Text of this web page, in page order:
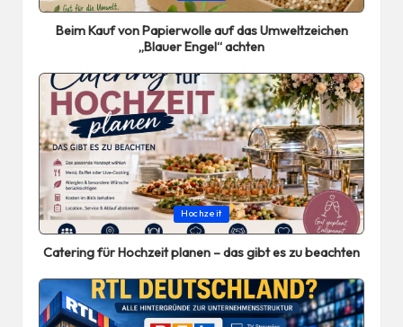
in
Beim Kauf von Papierwolle auf das Umweltzeichen
„Blauer Engel“ achten
Posted
in
Hochzeit
Catering für Hochzeit planen – das gibt es zu beachten